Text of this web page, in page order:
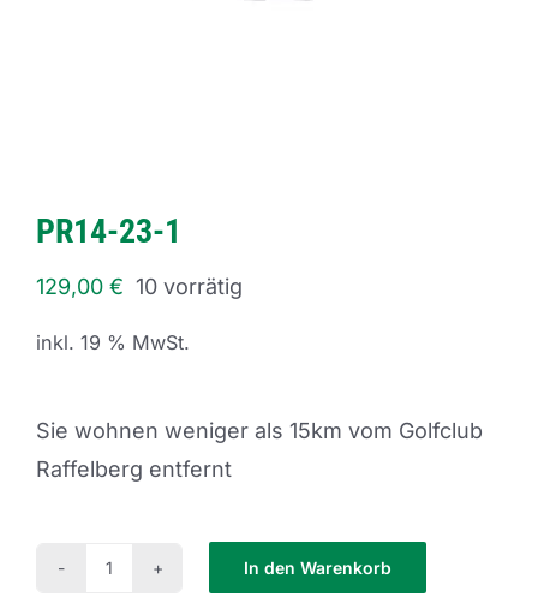
PR14-23-1
129,00 € 10 vorrätig
inkl. 19 % MwSt.
Sie wohnen weniger als 15km vom Golfclub
Raffelberg entfernt
In den Warenkorb